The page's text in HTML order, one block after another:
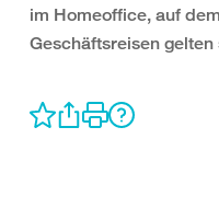
im Homeoffice, auf
Geschäftsreisen